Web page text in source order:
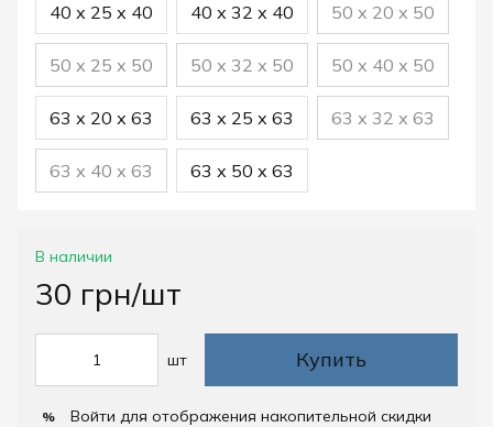
40 х 25 х 40 40 х 32 х 40 50 х 20 х 50
50 х 25 х 50 50 х 32 х 50 50 х 40 х 50
63 х 20 х 63 63 х 25 х 63 63 х 32 х 63
63 х 40 х 63 63 х 50 х 63
В наличии
30 грн/шт
шт Купить
% Войти для отображения накопительной скидки